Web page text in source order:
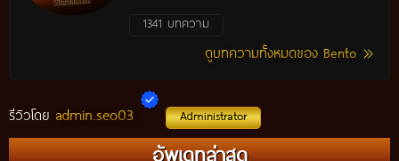
1341 บทความ
ดูบทความทั้งหมดของ Bento
รีวิวโดย admin.seo03 Administrator
อัพเดทล่าสุด